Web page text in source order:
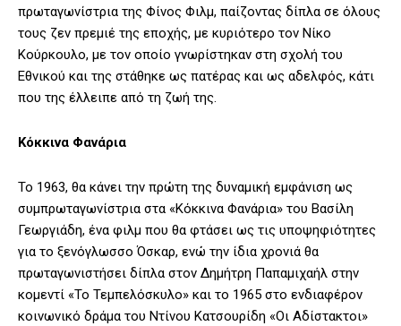
πρωταγωνίστρια της Φίνος Φιλμ, παίζοντας δίπλα σε όλους
τους ζεν πρεμιέ της εποχής, με κυριότερο τον Νίκο
Κούρκουλο, με τον οποίο γνωρίστηκαν στη σχολή του
Εθνικού και της στάθηκε ως πατέρας και ως αδελφός, κάτι
που της έλλειπε από τη ζωή της.
Κόκκινα Φανάρια
Το 1963, θα κάνει την πρώτη της δυναμική εμφάνιση ως
συμπρωταγωνίστρια στα «Κόκκινα Φανάρια» του Βασίλη
Γεωργιάδη, ένα φιλμ που θα φτάσει ως τις υποψηφιότητες
για το ξενόγλωσσο Όσκαρ, ενώ την ίδια χρονιά θα
πρωταγωνιστήσει δίπλα στον Δημήτρη Παπαμιχαήλ στην
κομεντί «Το Τεμπελόσκυλο» και το 1965 στο ενδιαφέρον
κοινωνικό δράμα του Ντίνου Κατσουρίδη «Οι Αδίστακτοι»